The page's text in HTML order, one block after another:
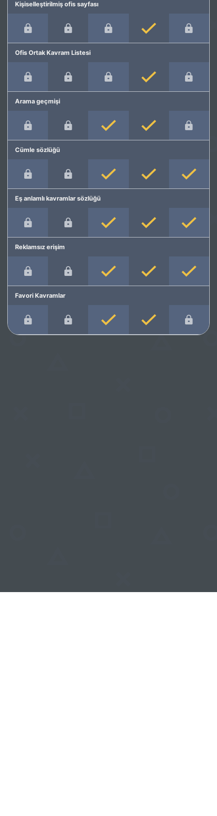
Kişiselleştirilmiş ofis sayfası
Ofis Ortak Kavram Listesi
Arama geçmişi
Cümle sözlüğü
Eş anlamlı kavramlar sözlüğü
Reklamsız erişim
Favori Kavramlar